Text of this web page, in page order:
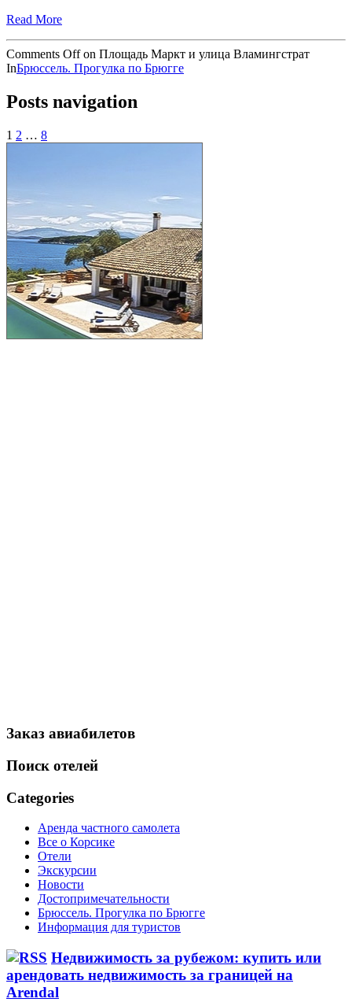
Read More
Comments Offon Площадь Маркт и улица Вламингстрат
InБрюссель. Прогулка по Брюгге
Posts navigation
1 2 … 8
Заказ авиабилетов
Поиск отелей
Categories
Аренда частного самолета
Все о Корсике
Отели
Экскурсии
Новости
Достопримечательности
Брюссель. Прогулка по Брюгге
Информация для туристов
Недвижимость за рубежом: купить или
арендовать недвижимость за границей на
Arendal